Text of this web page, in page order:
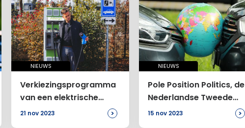
NIEUWS
Verkiezingsprogramma
van een elektrische
auto-rijder
21 nov 2023 >
NIEUWS
Pole Position Politics, de
Nederlandse Tweede
Kamerverkiezingen en
15 nov 2023 >